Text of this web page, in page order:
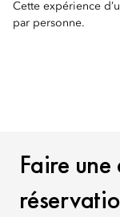
Cette expérience
par personne.
FAIRE
Faire